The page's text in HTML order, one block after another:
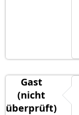
Gast
(nicht
überprüft)